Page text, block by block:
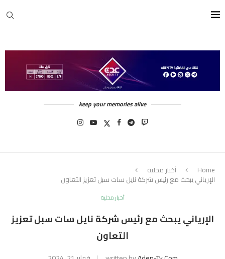
keep your memories alive
Home أخبار محلية
الإرياني يبحث مع رئيس شركة نايل سات سبل تعزيز التعاون
أخبار محلية
الإرياني يبحث مع رئيس شركة نايل سات سبل تعزيز
التعاون